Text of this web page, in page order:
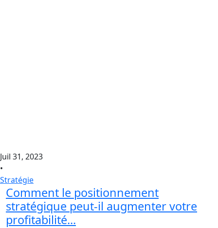
Juil 31, 2023
•
Stratégie
Comment le positionnement
stratégique peut-il augmenter votre
profitabilité...